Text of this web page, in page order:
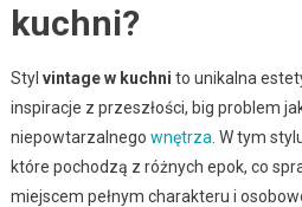
kuchni?
Styl vintage w kuchni to unikalna
inspiracje z przeszłości, big problem
niepowtarzalnego wnętrza . W tym
które pochodzą z różnych epok, co
miejscem pełnym charakteru i